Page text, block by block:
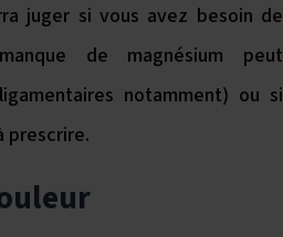
juger si vous avez besoin de
de magnésium peut
notamment) ou si
prescrire.